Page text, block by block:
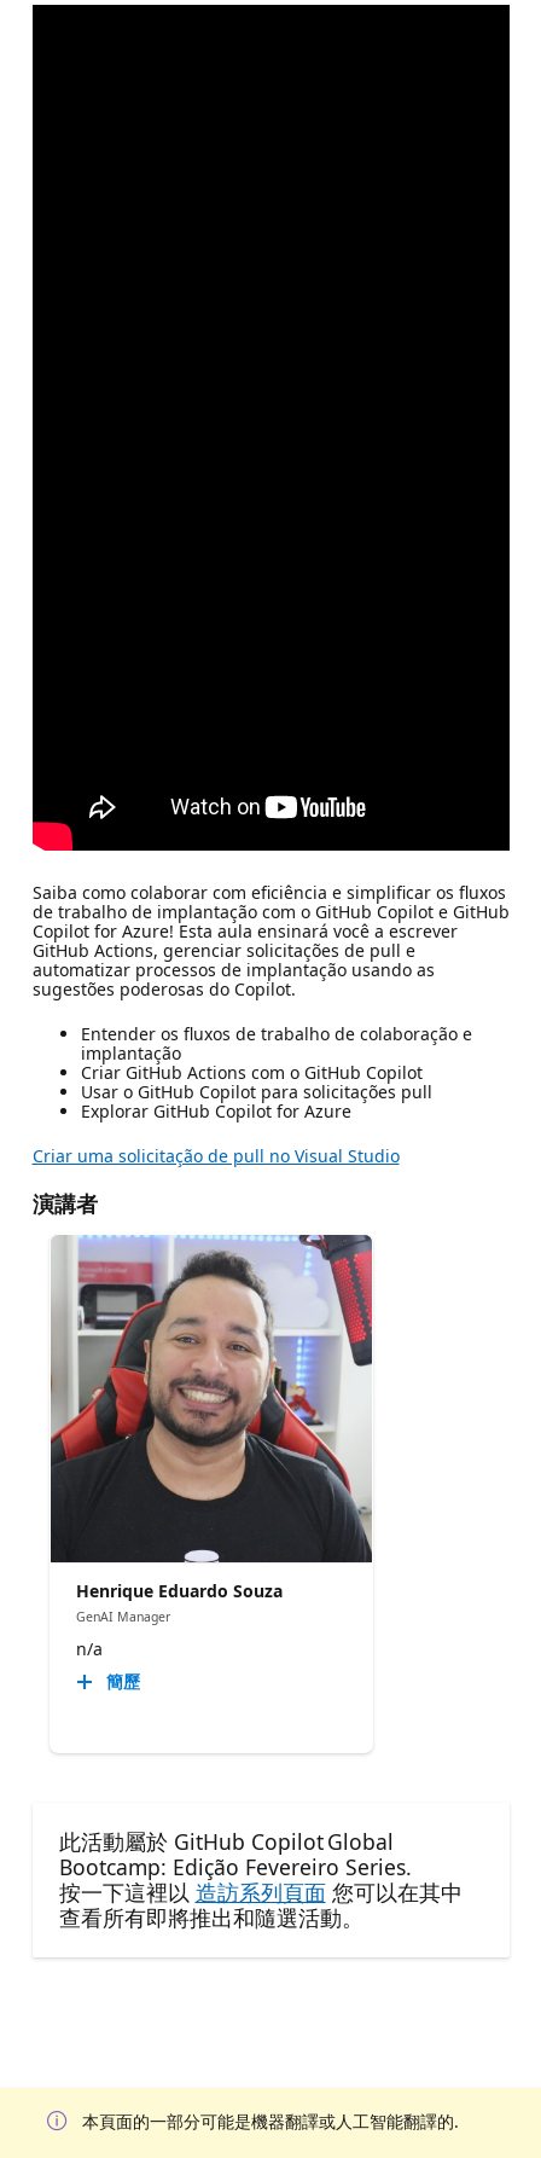
Saiba como colaborar com eficiência e simplificar os fluxos
de trabalho de implantação com o GitHub Copilot e GitHub
Copilot for Azure! Esta aula ensinará você a escrever
GitHub Actions, gerenciar solicitações de pull e
automatizar processos de implantação usando as
sugestões poderosas do Copilot.
Entender os fluxos de trabalho de colaboração e
implantação
Criar GitHub Actions com o GitHub Copilot
Usar o GitHub Copilot para solicitações pull
Explorar GitHub Copilot for Azure
Criar uma solicitação de pull no Visual Studio
演講者
Henrique Eduardo Souza
GenAI Manager
n/a
簡歷
此活動屬於 GitHub Copilot Global
Bootcamp: Edição Fevereiro Series.
按一下這裡以 造訪系列頁面您可以在其中
查看所有即將推出和隨選活動。
本頁面的一部分可能是機器翻譯或人工智能翻譯的.